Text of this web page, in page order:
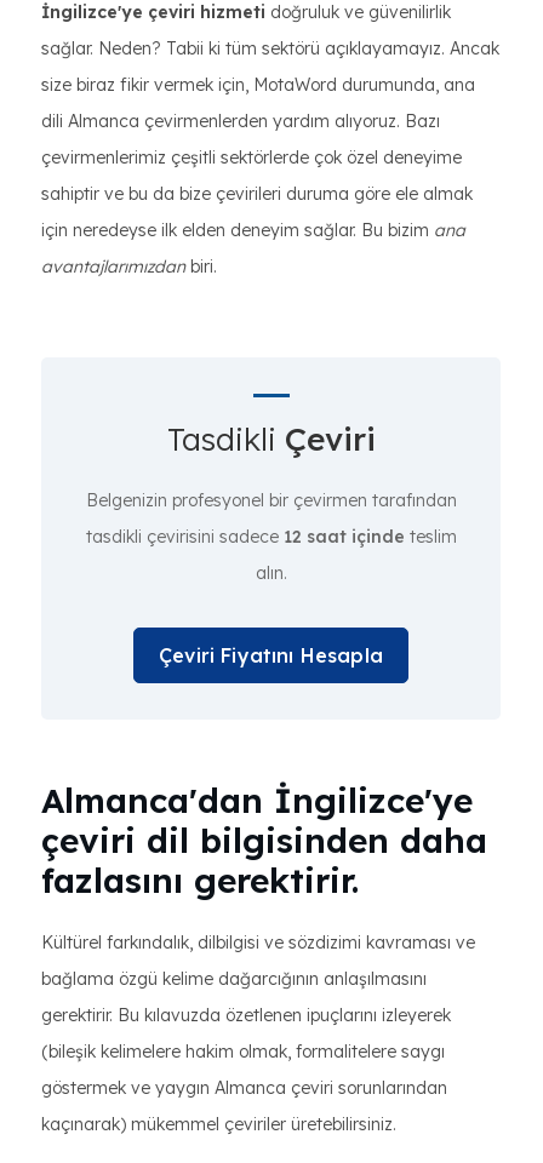
İngilizce'ye çeviri hizmeti doğruluk ve güvenilirlik
sağlar. Neden? Tabii ki tüm sektörü açıklayamayız. Ancak
size biraz fikir vermek için, MotaWord durumunda, ana
dili Almanca çevirmenlerden yardım alıyoruz. Bazı
çevirmenlerimiz çeşitli sektörlerde çok özel deneyime
sahiptir ve bu da bize çevirileri duruma göre ele almak
için neredeyse ilk elden deneyim sağlar. Bu bizim ana
avantajlarımızdanbiri.
Tasdikli Çeviri
Belgenizin profesyonel bir çevirmen tarafından
tasdikli çevirisini sadece 12 saat içinde teslim
alın.
Çeviri Fiyatını Hesapla
Almanca'dan İngilizce'ye
çeviri dil bilgisinden daha
fazlasını gerektirir.
Kültürel farkındalık, dilbilgisi ve sözdizimi kavraması ve
bağlama özgü kelime dağarcığının anlaşılmasını
gerektirir. Bu kılavuzda özetlenen ipuçlarını izleyerek
(bileşik kelimelere hakim olmak, formalitelere saygı
göstermek ve yaygın Almanca çeviri sorunlarından
kaçınarak) mükemmel çeviriler üretebilirsiniz.